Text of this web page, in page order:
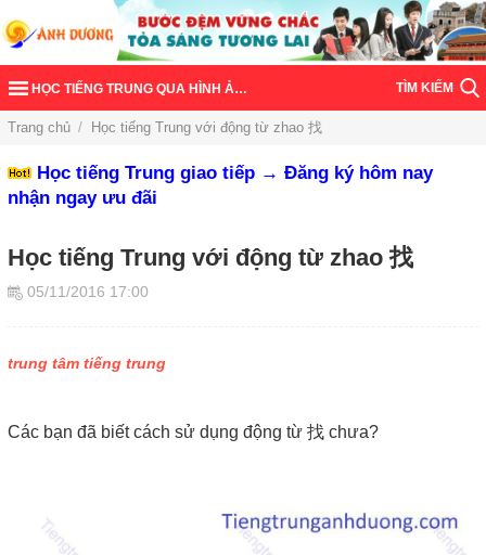
HỌC TIẾNG TRUNG QUA HÌNH ẢNH TÌM KIẾM
Trang chủ / Học tiếng Trung với động từ zhao 找
Học tiếng Trung giao tiếp → Đăng ký hôm nay
nhận ngay ưu đãi
Học tiếng Trung với động từ zhao 找
05/11/2016 17:00
trung tâm tiếng trung
Các bạn đã biết cách sử dụng động từ 找 chưa?